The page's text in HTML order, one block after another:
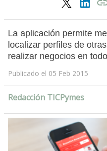
La aplicación permite
localizar perfiles de
realizar negocios en
Publicado el 05 Feb 2015
Redacción TICPymes